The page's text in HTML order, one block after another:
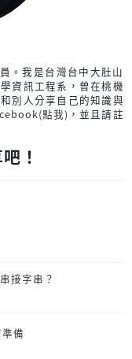
。我是台灣台中大肚山
資訊工程系，曾在桃機
別人分享自己的知識與
點我) ，並且請註
！
接字串？
備